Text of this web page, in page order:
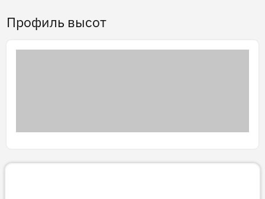
Профиль высот
Готовим 3D-тур…
3D тур